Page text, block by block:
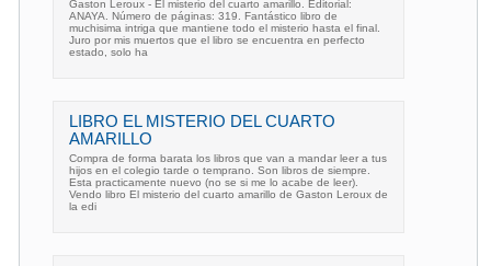
Gaston Leroux - El misterio del cuarto amarillo. Editorial:
ANAYA. Número de páginas: 319. Fantástico libro de
muchisima intriga que mantiene todo el misterio hasta el final.
Juro por mis muertos que el libro se encuentra en perfecto
estado, solo ha
LIBRO EL MISTERIO DEL CUARTO
AMARILLO
Compra de forma barata los libros que van a mandar leer a tus
hijos en el colegio tarde o temprano. Son libros de siempre.
Esta practicamente nuevo (no se si me lo acabe de leer).
Vendo libro El misterio del cuarto amarillo de Gaston Leroux de
la edi